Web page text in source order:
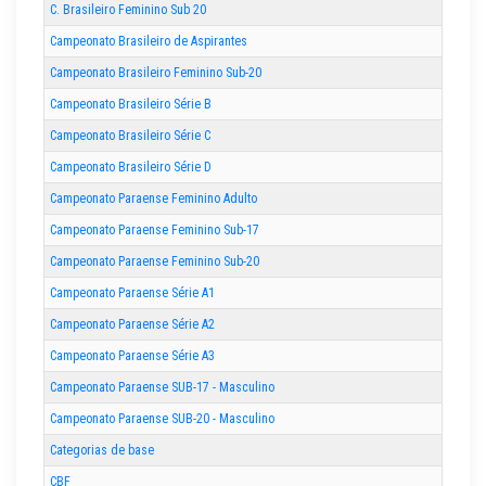
C. Brasileiro Feminino Sub 20
Campeonato Brasileiro de Aspirantes
Campeonato Brasileiro Feminino Sub-20
Campeonato Brasileiro Série B
Campeonato Brasileiro Série C
Campeonato Brasileiro Série D
Campeonato Paraense Feminino Adulto
Campeonato Paraense Feminino Sub-17
Campeonato Paraense Feminino Sub-20
Campeonato Paraense Série A1
Campeonato Paraense Série A2
Campeonato Paraense Série A3
Campeonato Paraense SUB-17 - Masculino
Campeonato Paraense SUB-20 - Masculino
Categorias de base
CBF